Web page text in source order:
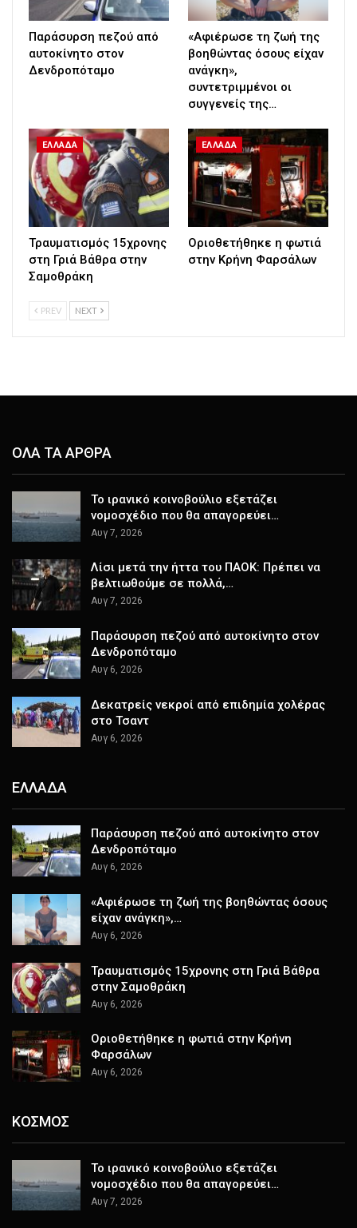
Παράσυρση πεζού από
αυτοκίνητο στον
Δενδροπόταμο
«Αφιέρωσε τη ζωή της
βοηθώντας όσους είχαν
ανάγκη»,
συντετριμμένοι οι
συγγενείς της…
ΕΛΛΑΔΑ
Τραυματισμός 15χρονης
στη Γριά Βάθρα στην
Σαμοθράκη
ΕΛΛΑΔΑ
Οριοθετήθηκε η φωτιά
στην Κρήνη Φαρσάλων
PREV NEXT
ΟΛΑ ΤΑ ΑΡΘΡΑ
Το ιρανικό κοινοβούλιο εξετάζει
νομοσχέδιο που θα απαγορεύει…
Αυγ 7, 2026
Λίσι μετά την ήττα του ΠΑΟΚ: Πρέπει να
βελτιωθούμε σε πολλά,…
Αυγ 7, 2026
Παράσυρση πεζού από αυτοκίνητο στον
Δενδροπόταμο
Αυγ 6, 2026
Δεκατρείς νεκροί από επιδημία χολέρας
στο Τσαντ
Αυγ 6, 2026
ΕΛΛΑΔΑ
Παράσυρση πεζού από αυτοκίνητο στον
Δενδροπόταμο
Αυγ 6, 2026
«Αφιέρωσε τη ζωή της βοηθώντας όσους
είχαν ανάγκη»,…
Αυγ 6, 2026
Τραυματισμός 15χρονης στη Γριά Βάθρα
στην Σαμοθράκη
Αυγ 6, 2026
Οριοθετήθηκε η φωτιά στην Κρήνη
Φαρσάλων
Αυγ 6, 2026
ΚΟΣΜΟΣ
Το ιρανικό κοινοβούλιο εξετάζει
νομοσχέδιο που θα απαγορεύει…
Αυγ 7, 2026